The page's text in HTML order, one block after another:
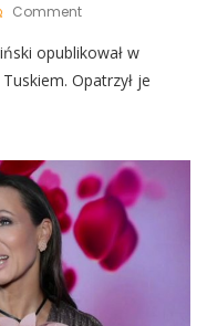
CommentOn
Odebrał
Podziękowania
Od
Poseł
PiS
Szybko
Odniósł
Się
Do
opublikował w
Opatrzył je